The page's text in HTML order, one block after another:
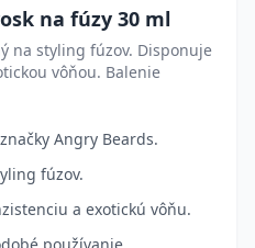
na fúzy 30 ml
na styling fúzov. Disponuje
vôňou. Balenie
Angry Beards.
fúzov.
a exotickú vôňu.